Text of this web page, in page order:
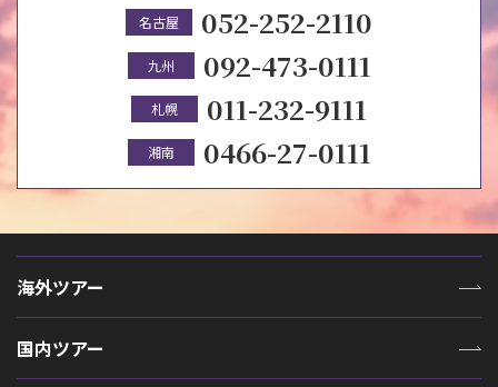
名古屋 052-252-2110
九州 092-473-0111
札幌 011-232-9111
湘南 0466-27-0111
海外ツアー
国内ツアー